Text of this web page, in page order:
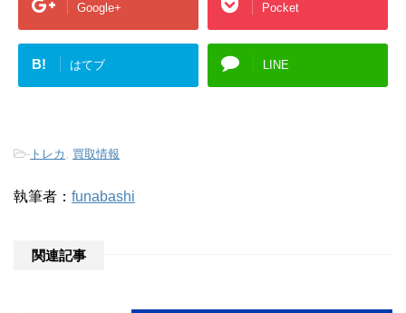
Google+ Pocket
B! はてブ LINE
- トレカ 買取情報
執筆者： funabashi
関連記事